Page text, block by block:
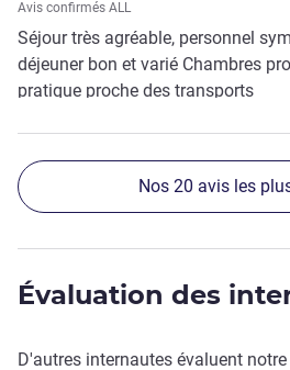
Avis confirmés ALL
Séjour très agréable, personnel
déjeuner bon et varié Chambres
pratique proche des transports
Nos 20 avis les
Évaluation des
D'autres internautes évaluent